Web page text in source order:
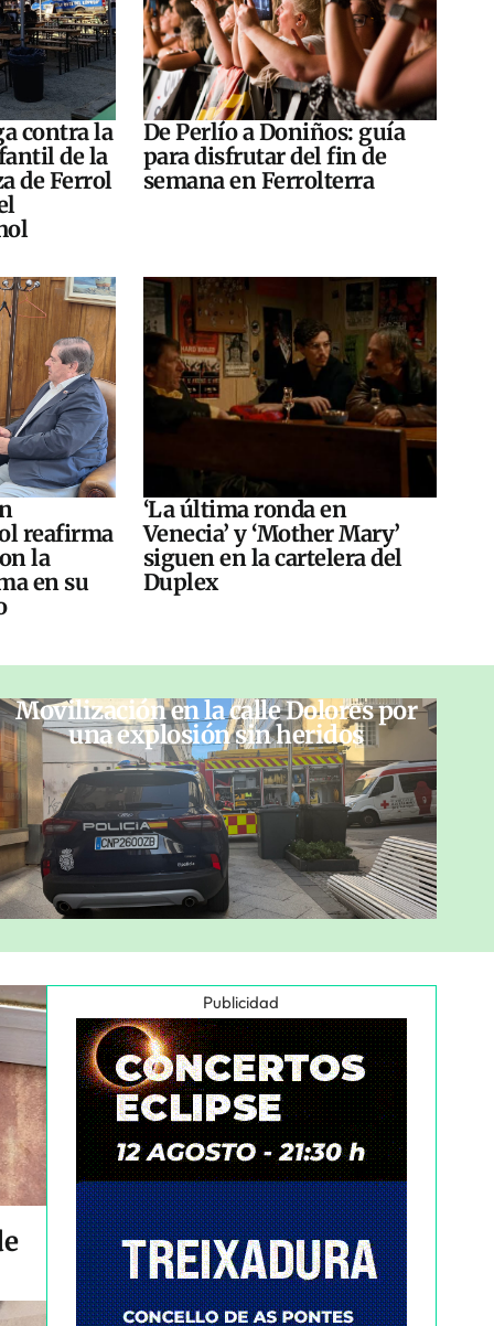
contra la
de la
de Ferrol
De Perlío a Doniños: guía
para disfrutar del fin de
semana en Ferrolterra
reafirma
la
en su
‘La última ronda en
Venecia’ y ‘Mother Mary’
siguen en la cartelera del
Duplex
Movilización en la calle Dolores por
una explosión sin heridos
Publicidad